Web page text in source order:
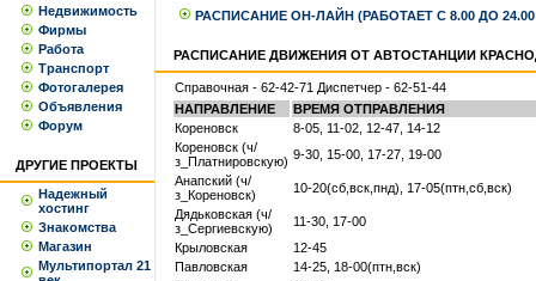
Недвижимость
Фирмы
Работа
Транспорт
Фотогалерея
Объявления
Форум
ДРУГИЕ ПРОЕКТЫ
Надежный
хостинг
Знакомства
Магазин
Мультипортал 21
РАСПИСАНИЕ ОН-ЛАЙН (РАБОТАЕТ С 8.00 ДО
РАСПИСАНИЕ ДВИЖЕНИЯ ОТ АВТОСТАНЦИИ
Справочная - 62-42-71 Диспетчер - 62-51-44
НАПРАВЛЕНИЕ
ВРЕМЯ ОТПРАВЛЕНИЯ
Кореновск
8-05, 11-02, 12-47, 14-12
Кореновск (ч/
з_Платнировскую) 9-30, 15-00, 17-27, 19-00
Анапский (ч/
з_Кореновск)
10-20(сб,вск,пнд), 17-05(птн,сб,вск)
Дядьковская (ч/
з_Сергиевскую)
11-30, 17-00
Крыловская
12-45
Павловская
14-25, 18-00(птн,вск)